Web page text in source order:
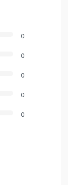
0
0
0
0
0